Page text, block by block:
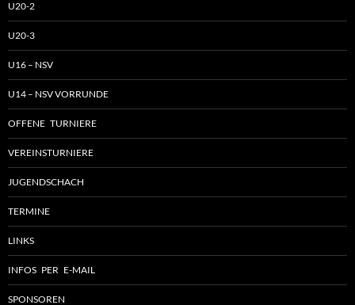
U20-2
U20-3
U16 – NSV
U14 – NSV VORRUNDE
OFFENE TURNIERE
VEREINSTURNIERE
JUGENDSCHACH
TERMINE
LINKS
INFOS PER E-MAIL
SPONSOREN